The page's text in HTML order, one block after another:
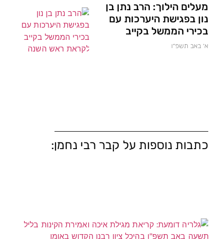
מעלים הילוך: הרב נתן בן
נון בפגישת היערכות עם
בכירי הממשל בקייב
א׳ באב תשפ״ו
כתבות נוספות על קבר רבי נחמן: